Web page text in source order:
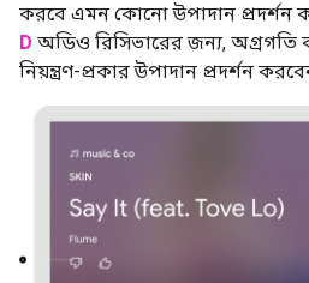
করবে এমন কোনো উপাদান প্রদর্শন
D অডিও রিসিভারের জন্য,
নিয়ন্ত্রণ-প্রকার উপাদান প্রদর্শন